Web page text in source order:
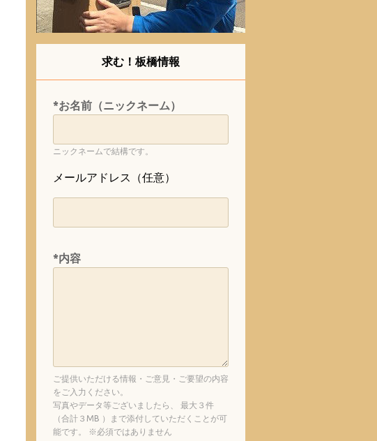
求む！板橋情報
*お名前（ニックネーム）
ニックネームで結構です。
メールアドレス（任意）
*内容
ご提供いただける情報・ご意見・ご要望の内容
をご入力ください。
写真やデータ等ございましたら、 最大３件
（合計３MB ）まで添付していただくことが可
能です。 ※必須ではありません